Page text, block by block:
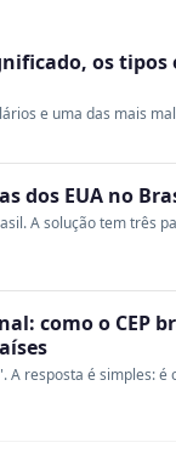
os tipos
e uma das mais
dos EUA no
A solução tem três
como o CEP
resposta é simples: é